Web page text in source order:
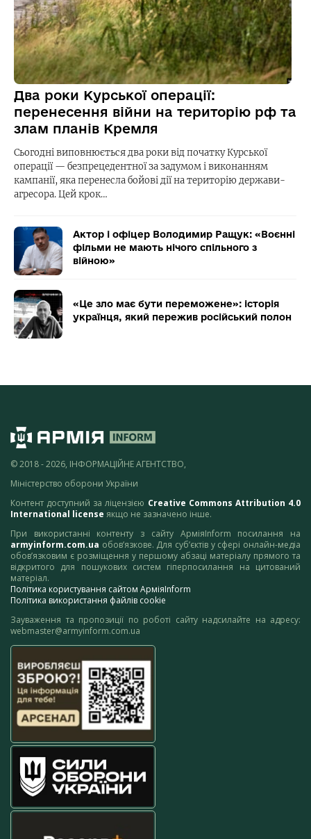
Два роки Курської операції:
перенесення війни на територію рф та
злам планів Кремля
Сьогодні виповнюється два роки від початку Курської
операції — безпрецедентної за задумом і виконанням
кампанії, яка перенесла бойові дії на територію держави-
агресора. Цей крок…
Актор і офіцер Володимир Ращук: «Воєнні
фільми не мають нічого спільного з
війною»
«Це зло має бути переможене»: історія
українця, який пережив російський полон
© 2018 - 2026, ІНФОРМАЦІЙНЕ АГЕНТСТВО,
Міністерство оборони України
Контент доступний за ліцензією Creative Commons Attribution 4.0
International license якщо не зазначено інше.
При використанні контенту з сайту АрміяInform посилання на
armyinform.com.ua обов’язкове. Для суб’єктів у сфері онлайн-медіа
обов’язковим є розміщення у першому абзаці матеріалу прямого та
відкритого для пошукових систем гіперпосилання на цитований
матеріал.
Політика користування сайтом АрміяInform
Політика використання файлів cookie
Зауваження та пропозиції по роботі сайту надсилайте на адресу:
webmaster@armyinform.com.ua